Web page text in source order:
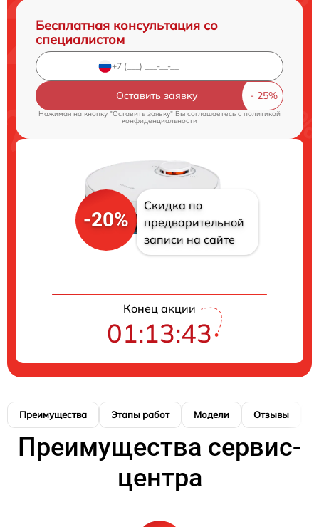
Бесплатная консультация со
специалистом
Оставить заявку
Нажимая на кнопку "Оставить заявку" Вы соглашаетесь cполитикой
конфиденциальности
-20%
Скидка по
предварительной
записи на сайте
Конец акции
01:13:43
Преимущества Этапы работ Модели Отзывы
Преимущества сервис-
центра